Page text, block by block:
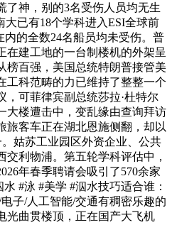
了神，别的3名受伤人员均无生
大已有18个学科进入ESI全球前
内的全数24名船员均未受伤。普
在建工地的一台制楼机的外架呈
榜百强，美国总统特朗普接管美
工科范畴的力已维持了整整一个
，可菲律宾副总统莎拉·杜特尔
大楼遭击中，变乱缘由查询拜访
旅客车正在湖北恩施侧翻，却以
姑苏工业园区外资企业、公共
利物浦。第五轮学科评估中，
年春季聘请会吸引了570余家
#泳 #美学 #泅水技巧适合谁：
子/人工智能/交通有稠密乐趣的
光曲贯楼顶，正在国产大飞机